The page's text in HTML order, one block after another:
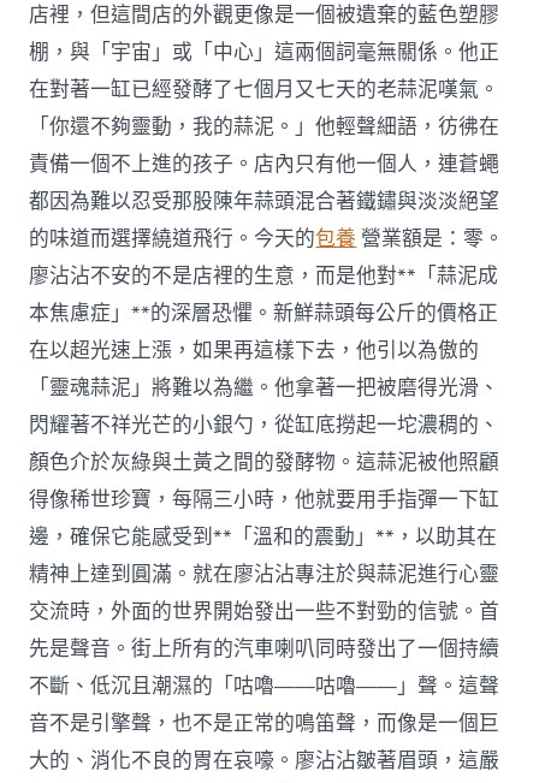
店裡，但這間店的外觀更像是一個被遺棄的藍色塑膠
棚，與「宇宙」或「中心」這兩個詞毫無關係。他正
在對著一缸已經發酵了七個月又七天的老蒜泥嘆氣。
「你還不夠靈動，我的蒜泥。」他輕聲細語，彷彿在
責備一個不上進的孩子。店內只有他一個人，連蒼蠅
都因為難以忍受那股陳年蒜頭混合著鐵鏽與淡淡絕望
的味道而選擇繞道飛行。今天的包養 營業額是：零。
廖沾沾不安的不是店裡的生意，而是他對**「蒜泥成
本焦慮症」**的深層恐懼。新鮮蒜頭每公斤的價格正
在以超光速上漲，如果再這樣下去，他引以為傲的
「靈魂蒜泥」將難以為繼。他拿著一把被磨得光滑、
閃耀著不祥光芒的小銀勺，從缸底撈起一坨濃稠的、
顏色介於灰綠與土黃之間的發酵物。這蒜泥被他照顧
得像稀世珍寶，每隔三小時，他就要用手指彈一下缸
邊，確保它能感受到**「溫和的震動」**，以助其在
精神上達到圓滿。就在廖沾沾專注於與蒜泥進行心靈
交流時，外面的世界開始發出一些不對勁的信號。首
先是聲音。街上所有的汽車喇叭同時發出了一個持續
不斷、低沉且潮濕的「咕嚕——咕嚕——」聲。這聲
音不是引擎聲，也不是正常的鳴笛聲，而像是一個巨
大的、消化不良的胃在哀嚎。廖沾沾皺著眉頭，這嚴